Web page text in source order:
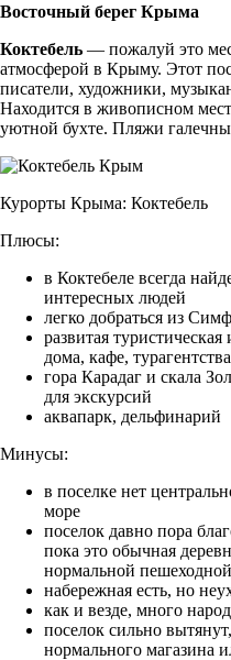
Восточный берег Крыма
Коктебель — пожалуй это
атмосферой в Крыму. Этот
писатели, художники,
Находится в живописном
уютной бухте. Пляжи
Курорты Крыма: Коктебель
Плюсы:
в Коктебеле всегда
интересных людей
легко добраться из
развитая
дома, кафе, турагентства
гора Карадаг и скала
для экскурсий
аквапарк, дельфинарий
Минусы:
в поселке нет
море
поселок давно пора
пока это обычная
нормальной
набережная есть, но
как и везде, много
поселок сильно
нормального магазина